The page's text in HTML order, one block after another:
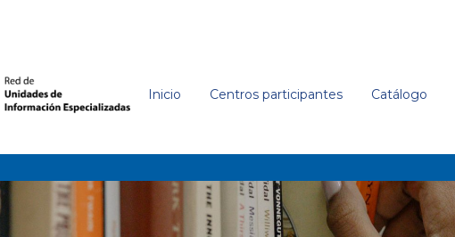
Inicio Centros participantes Catálogo